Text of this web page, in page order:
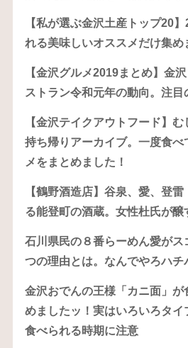
【私が選ぶ金沢土産トップ20
れる美味しいオススメだけ集め
【金沢グルメ2019まとめ】金
ストラン令和元年の動向。注目
【金沢テイクアウトフード】
持ち帰りアーカイブ。一度食べ
メをまとめました！
【鶴野酒造店】谷泉、愛、登
る能登町の酒蔵。女性杜氏が醸
石川県民の８番らーめん愛が
つの理由とは。なんでやろハチ
金沢おでんの王様「カニ面」が
めましたッ！実はいろいろタイ
食べられる時期に注意